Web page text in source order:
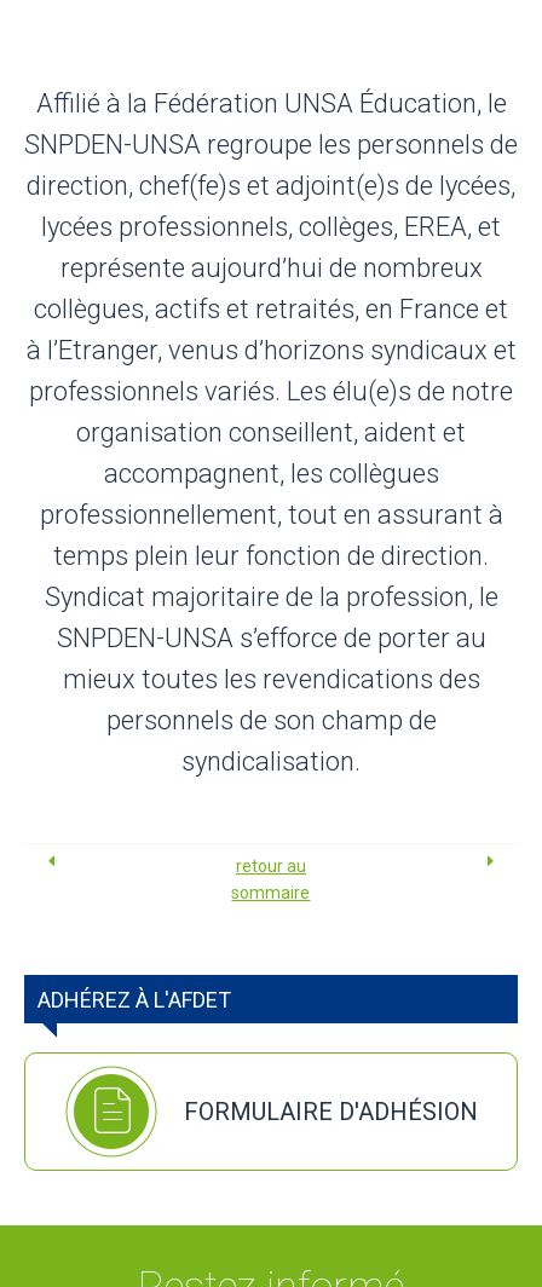
Affilié à la Fédération UNSA Éducation, le
SNPDEN-UNSA regroupe les personnels de
direction, chef(fe)s et adjoint(e)s de lycées,
lycées professionnels, collèges, EREA, et
représente aujourd’hui de nombreux
collègues, actifs et retraités, en France et
à l’Etranger, venus d’horizons syndicaux et
professionnels variés. Les élu(e)s de notre
organisation conseillent, aident et
accompagnent, les collègues
professionnellement, tout en assurant à
temps plein leur fonction de direction.
Syndicat majoritaire de la profession, le
SNPDEN-UNSA s’efforce de porter au
mieux toutes les revendications des
personnels de son champ de
syndicalisation.
retour au
sommaire
ADHÉREZ À L'AFDET
FORMULAIRE D'ADHÉSION